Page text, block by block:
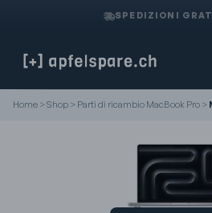
SPEDIZIONI
Home >Shop > Parti di ricambio MacBook Pro >